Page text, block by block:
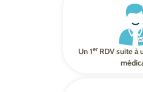
Un 1erRDV suite à